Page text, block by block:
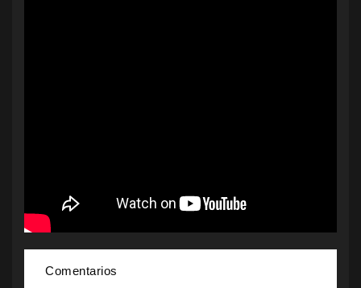
Comentarios